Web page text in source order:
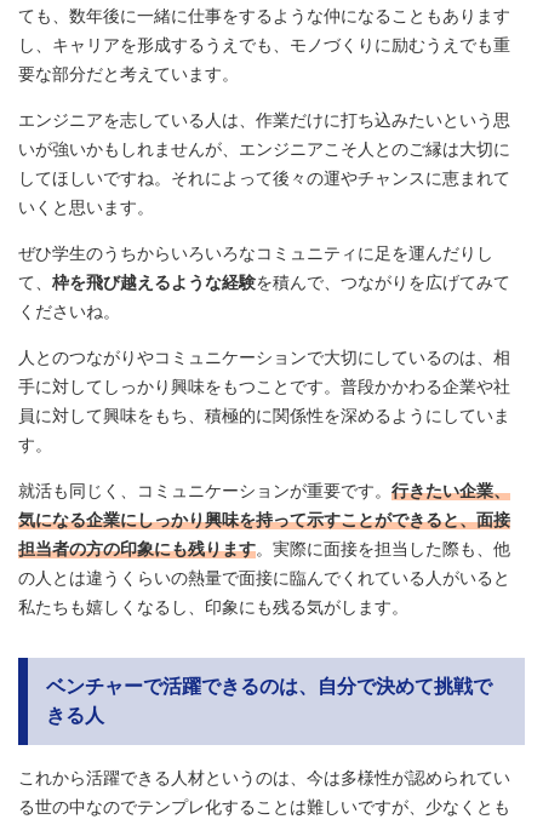
ても、数年後に一緒に仕事をするような仲になることもあります
し、キャリアを形成するうえでも、モノづくりに励むうえでも重
要な部分だと考えています。
エンジニアを志している人は、作業だけに打ち込みたいという思
いが強いかもしれませんが、エンジニアこそ人とのご縁は大切に
してほしいですね。それによって後々の運やチャンスに恵まれて
いくと思います。
ぜひ学生のうちからいろいろなコミュニティに足を運んだりし
て、 枠を飛び越えるような経験を積んで、つながりを広げてみて
くださいね。
人とのつながりやコミュニケーションで大切にしているのは、相
手に対してしっかり興味をもつことです。普段かかわる企業や社
員に対して興味をもち、積極的に関係性を深めるようにしていま
す。
就活も同じく、コミュニケーションが重要です。 行きたい企業、
気になる企業にしっかり興味を持って示すことができると、面接
担当者の方の印象にも残ります。実際に面接を担当した際も、他
の人とは違うくらいの熱量で面接に臨んでくれている人がいると
私たちも嬉しくなるし、印象にも残る気がします。
ベンチャーで活躍できるのは、自分で決めて挑戦で
きる人
これから活躍できる人材というのは、今は多様性が認められてい
る世の中なのでテンプレ化することは難しいですが、少なくとも